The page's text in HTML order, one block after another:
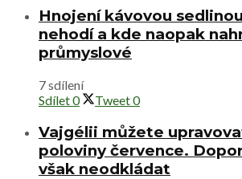
Hnojení kávovou
nehodí a kde naopak
průmyslové
7 sdílení
Sdílet0 Tweet0
Vajgélii můžete
poloviny července.
však neodkládat